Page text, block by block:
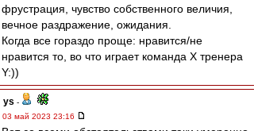
фрустрация, чувство собственного величия,
вечное раздражение, ожидания.
Когда все гораздо проще: нравится/не
нравится то, во что играет команда Х тренера
Y:))
ys -
03 май 2023 23:16